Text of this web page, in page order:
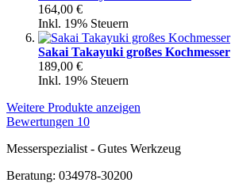
164,00 €
Inkl. 19% Steuern
Sakai Takayuki großes Kochmesser
189,00 €
Inkl. 19% Steuern
Weitere Produkte anzeigen
Bewertungen 10
Messerspezialist - Gutes Werkzeug
Beratung: 034978-30200